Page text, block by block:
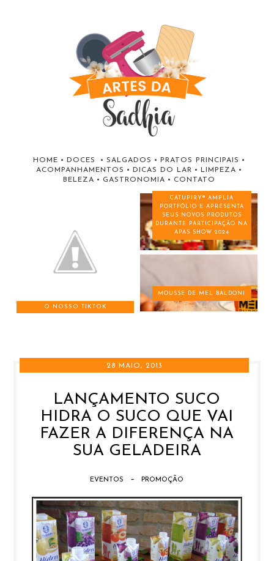
HOME • DOCES • SALGADOS • PRATOS PRINCIPAIS •
ACOMPANHAMENTOS • DICAS DO LAR • LIMPEZA •
BELEZA • GASTRONOMIA • CONTATO
O NOSSO TIKTOK
CATUPIRY® AMPLIA
PORTFÓLIO E APRESENTA
SEUS NOVOS PRODUTOS
DURANTE PARTICIPAÇÃO NA
APAS SHOW 2024
MOUSSE DE MEL BALDONI
28 MAIO, 2013
LANÇAMENTO SUCO
HIDRA O SUCO QUE VAI
FAZER A DIFERENÇA NA
SUA GELADEIRA
EVENTOS - PROMOÇÃO